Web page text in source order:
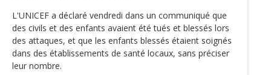
L'UNICEF a déclaré vendredi dans un communiqué que
des civils et des enfants avaient été tués et blessés lors
des attaques, et que les enfants blessés étaient soignés
dans des établissements de santé locaux, sans préciser
leur nombre.